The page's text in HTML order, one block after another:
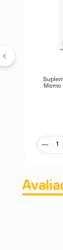
Memo